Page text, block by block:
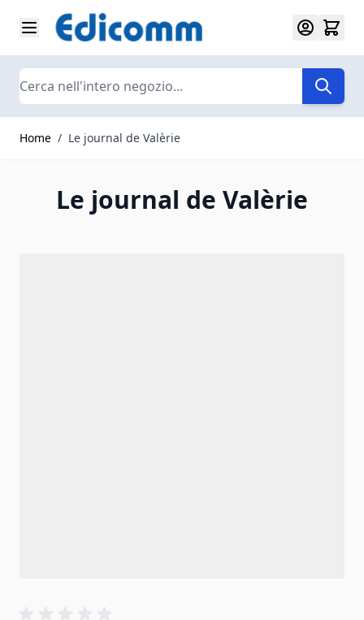
Salta al contenuto
Search
Home / Le journal de Valèrie
Le journal de Valèrie